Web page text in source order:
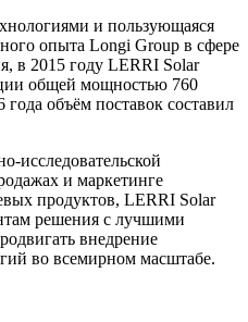
и пользующаяся
опыта Longi Group в сфере
в 2015 году LERRI Solar
общей мощностью 760
объём поставок составил
исследовательской
и маркетинге
продуктов, LERRI Solar
решения с лучшими
внедрение
во всемирном масштабе.